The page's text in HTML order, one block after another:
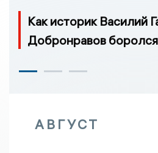
Как историк Василий
Добронравов
АВГУСТ